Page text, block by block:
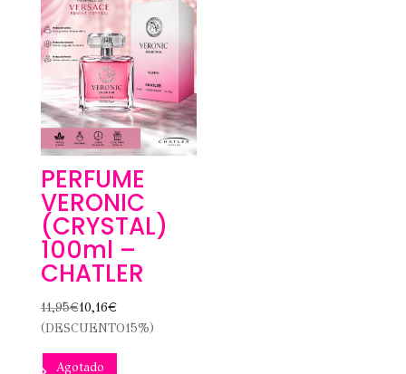
PERFUME
VERONIC
(CRYSTAL)
100ml –
CHATLER
11,95€10,16€
(DESCUENTO15%)
Agotado